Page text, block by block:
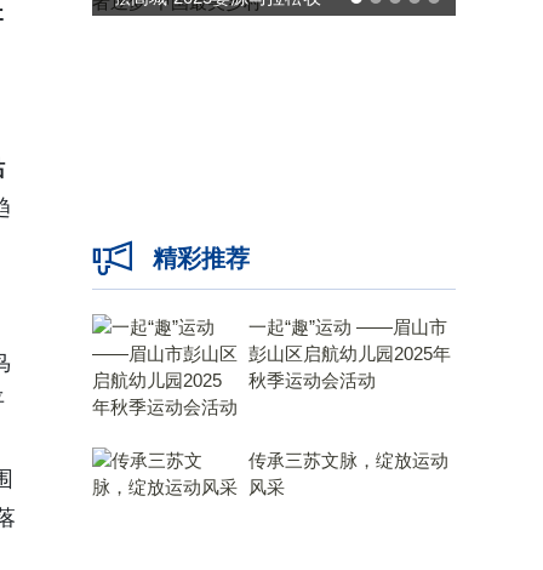
精彩推荐
一起“趣”运动 ——眉山市
彭山区启航幼儿园2025年
秋季运动会活动
传承三苏文脉，绽放运动
风采